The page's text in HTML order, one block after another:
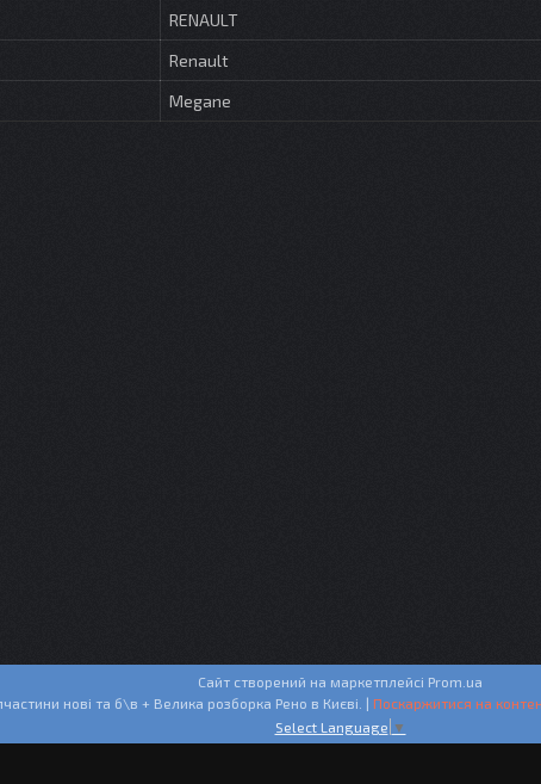
RENAULT
Renault
Megane
Сайт створений на маркетплейсі Prom.ua
СТО + Запчастини нові та б\в + Велика розборка Рено в Києві. | Поскаржитися на
Select Language ▼